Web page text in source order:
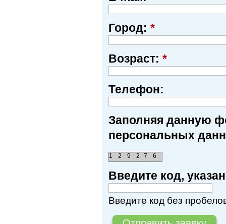
Город: *
Возраст: *
Телефон:
Заполняя данную
персональных
2
9
2 7
1 6
Введите код,
Введите код без